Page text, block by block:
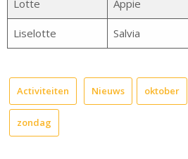
Lotte Appie
Liselotte Salvia
Activiteiten Nieuws oktober
zondag